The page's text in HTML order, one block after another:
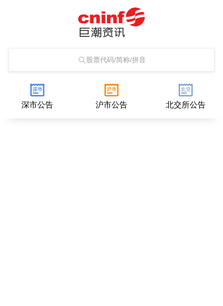
股票代码/简称/拼音
深市公告 沪市公告 北交所公告